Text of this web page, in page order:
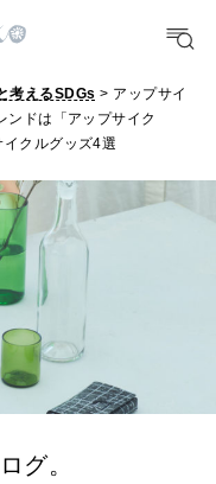
Holoscope
セージ
考えるSDGs > アップサイ
ンドは「アップサイク
クルグッズ4選
グ。